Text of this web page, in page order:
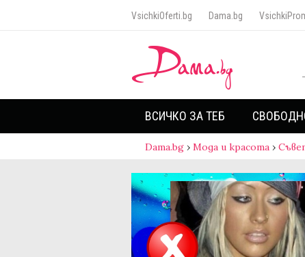
VsichkiOferti.bg Dama.bg
ВСИЧКО ЗА ТЕБ
Dama.bg › Мода и красота ›